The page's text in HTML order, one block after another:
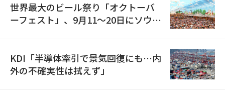
世界最大のビール祭り「オクトーバ
ーフェスト」、9月11〜20日にソウル
KDI「半導体牽引で景気回復にも…内
外の不確実性は拭えず」